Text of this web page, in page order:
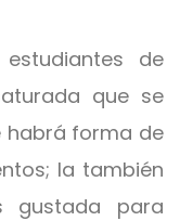
de
que se
habrá forma de
la también
gustada para